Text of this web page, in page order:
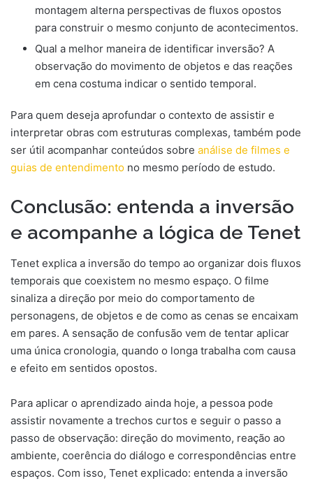
montagem alterna perspectivas de fluxos opostos
para construir o mesmo conjunto de acontecimentos.
Qual a melhor maneira de identificar inversão? A
observação do movimento de objetos e das reações
em cena costuma indicar o sentido temporal.
Para quem deseja aprofundar o contexto de assistir e
interpretar obras com estruturas complexas, também pode
ser útil acompanhar conteúdos sobre análise de filmes e
guias de entendimento no mesmo período de estudo.
Conclusão: entenda a inversão
e acompanhe a lógica de Tenet
Tenet explica a inversão do tempo ao organizar dois fluxos
temporais que coexistem no mesmo espaço. O filme
sinaliza a direção por meio do comportamento de
personagens, de objetos e de como as cenas se encaixam
em pares. A sensação de confusão vem de tentar aplicar
uma única cronologia, quando o longa trabalha com causa
e efeito em sentidos opostos.
Para aplicar o aprendizado ainda hoje, a pessoa pode
assistir novamente a trechos curtos e seguir o passo a
passo de observação: direção do movimento, reação ao
ambiente, coerência do diálogo e correspondências entre
espaços. Com isso, Tenet explicado: entenda a inversão